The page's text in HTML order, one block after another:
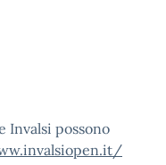
possono